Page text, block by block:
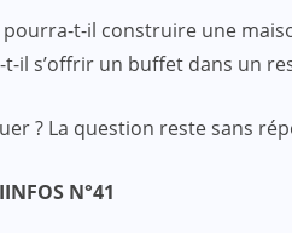
t-il construire une
il s’offrir un buffet dans un
? La question reste sans
N°41